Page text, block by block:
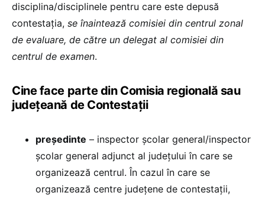
disciplina/disciplinele pentru care este depusă
contestația, se înaintează comisiei din centrul zonal
de evaluare, de către un delegat al comisiei din
centrul de examen.
Cine face parte din Comisia regională sau
județeană de Contestații
preşedinte – inspector şcolar general/inspector
şcolar general adjunct al judeţului în care se
organizează centrul. În cazul în care se
organizează centre judeţene de contestaţii,